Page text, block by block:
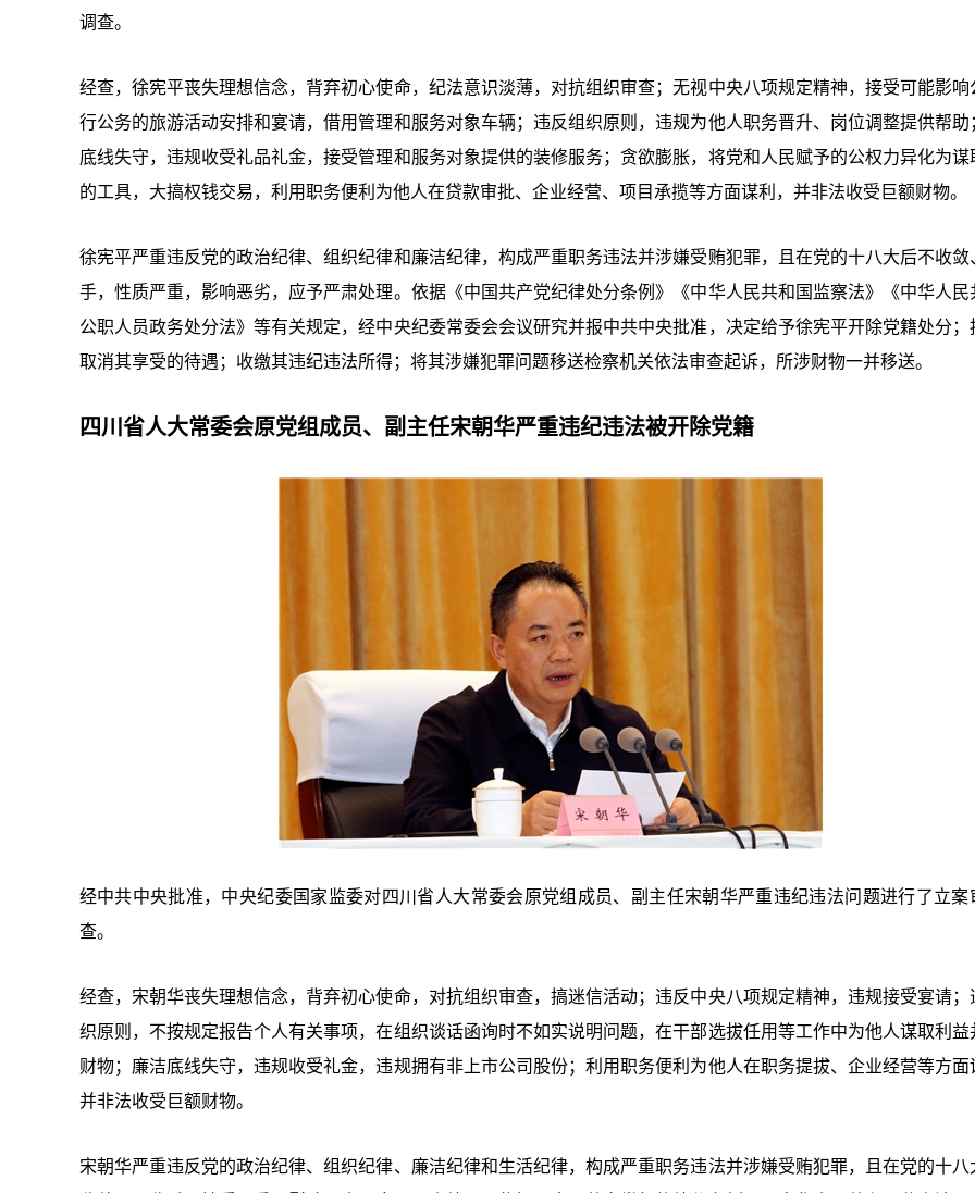
调查。
经查，徐宪平丧失理想信念，背弃初心使命，纪法意识淡薄，对抗组织审查；无视中央八项规定精神，接受可能影响
行公务的旅游活动安排和宴请，借用管理和服务对象车辆；违反组织原则，违规为他人职务晋升、岗位调整提供帮助
底线失守，违规收受礼品礼金，接受管理和服务对象提供的装修服务；贪欲膨胀，将党和人民赋予的公权力异化为谋
的工具，大搞权钱交易，利用职务便利为他人在贷款审批、企业经营、项目承揽等方面谋利，并非法收受巨额财物。
徐宪平严重违反党的政治纪律、组织纪律和廉洁纪律，构成严重职务违法并涉嫌受贿犯罪，且在党的十八大后不收敛
手，性质严重，影响恶劣，应予严肃处理。依据《中国共产党纪律处分条例》《中华人民共和国监察法》《中华人民
公职人员政务处分法》等有关规定，经中央纪委常委会会议研究并报中共中央批准，决定给予徐宪平开除党籍处分；
取消其享受的待遇；收缴其违纪违法所得；将其涉嫌犯罪问题移送检察机关依法审查起诉，所涉财物一并移送。
四川省人大常委会原党组成员、副主任宋朝华严重违纪违法被开除党籍
经中共中央批准，中央纪委国家监委对四川省人大常委会原党组成员、副主任宋朝华严重违纪违法问题进行了立案
查。
经查，宋朝华丧失理想信念，背弃初心使命，对抗组织审查，搞迷信活动；违反中央八项规定精神，违规接受宴请；
织原则，不按规定报告个人有关事项，在组织谈话函询时不如实说明问题，在干部选拔任用等工作中为他人谋取利益
财物；廉洁底线失守，违规收受礼金，违规拥有非上市公司股份；利用职务便利为他人在职务提拔、企业经营等方面
并非法收受巨额财物。
宋朝华严重违反党的政治纪律、组织纪律、廉洁纪律和生活纪律，构成严重职务违法并涉嫌受贿犯罪，且在党的十八